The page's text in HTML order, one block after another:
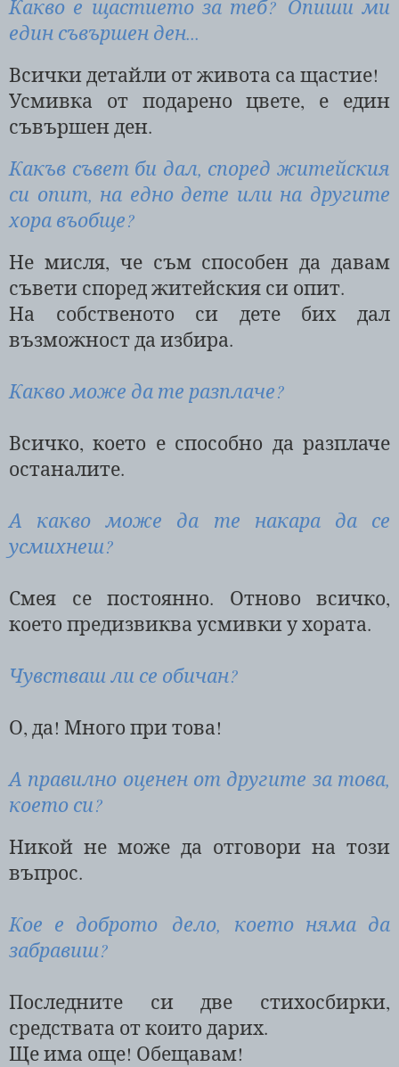
Какво е щастието за теб? Опиши ми
един съвършен ден...
Всички детайли от живота са щастие!
Усмивка от подарено цвете, е един
съвършен ден.
Какъв съвет би дал, според житейския
си опит, на едно дете или на другите
хора въобще?
Не мисля, че съм способен да давам
съвети според житейския си опит.
На собственото си дете бих дал
възможност да избира.
Какво може да те разплаче?
Всичко, което е способно да разплаче
останалите.
А какво може да те накара да се
усмихнеш?
Смея се постоянно. Отново всичко,
което предизвиква усмивки у хората.
Чувстваш ли се обичан?
О, да! Много при това!
А правилно оценен от другите за това,
което си?
Никой не може да отговори на този
въпрос.
Кое е доброто дело, което няма да
забравиш?
Последните си две стихосбирки,
средствата от които дарих.
Ще има още! Обещавам!